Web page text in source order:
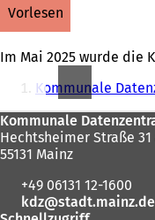
vorlesen
Im Mai 2025 wurde die
Sie
befinden
sich
hier:
Kommunale
Fußbereich
Kommunale
Hechtsheimer Straße 31
55131 Mainz
+49 06131 12-1600
kdz
stadt.mainz de